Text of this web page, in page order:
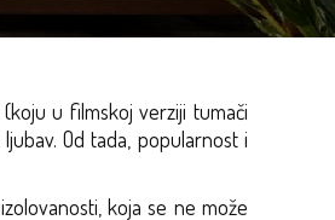
u filmskoj verziji tumači
Od tada, popularnost i
koja se ne može